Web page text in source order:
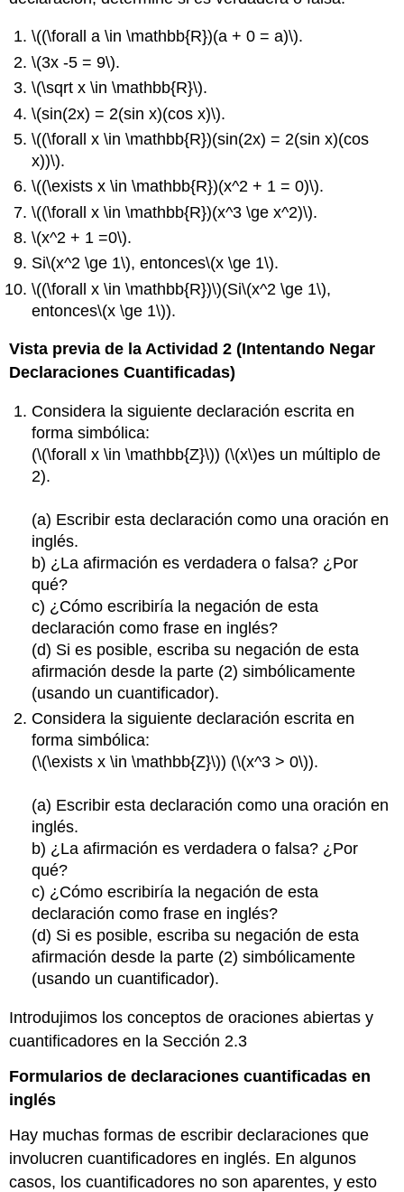
\((\forall a \in \mathbb{R})(a + 0 = a)\).
\(3x -5 = 9\).
\(\sqrt x \in \mathbb{R}\).
\(sin(2x) = 2(sin x)(cos x)\).
\((\forall x \in \mathbb{R})(sin(2x) = 2(sin x)(cos
x))\).
\((\exists x \in \mathbb{R})(x^2 + 1 = 0)\).
\((\forall x \in \mathbb{R})(x^3 \ge x^2)\).
\(x^2 + 1 =0\).
Si\(x^2 \ge 1\), entonces\(x \ge 1\).
\((\forall x \in \mathbb{R})\)(Si\(x^2 \ge 1\),
entonces\(x \ge 1\)).
Vista previa de la Actividad 2 (Intentando Negar
Declaraciones Cuantificadas)
Considera la siguiente declaración escrita en
forma simbólica:
(\(\forall x \in \mathbb{Z}\)) (\(x\)es un múltiplo de
2).
(a) Escribir esta declaración como una oración en
inglés.
b) ¿La afirmación es verdadera o falsa? ¿Por
qué?
c) ¿Cómo escribiría la negación de esta
declaración como frase en inglés?
(d) Si es posible, escriba su negación de esta
afirmación desde la parte (2) simbólicamente
(usando un cuantificador).
Considera la siguiente declaración escrita en
forma simbólica:
(\(\exists x \in \mathbb{Z}\)) (\(x^3 > 0\)).
(a) Escribir esta declaración como una oración en
inglés.
b) ¿La afirmación es verdadera o falsa? ¿Por
qué?
c) ¿Cómo escribiría la negación de esta
declaración como frase en inglés?
(d) Si es posible, escriba su negación de esta
afirmación desde la parte (2) simbólicamente
(usando un cuantificador).
Introdujimos los conceptos de oraciones abiertas y
cuantificadores en la Sección 2.3
Formularios de declaraciones cuantificadas en
inglés
Hay muchas formas de escribir declaraciones que
involucren cuantificadores en inglés. En algunos
casos, los cuantificadores no son aparentes, y esto